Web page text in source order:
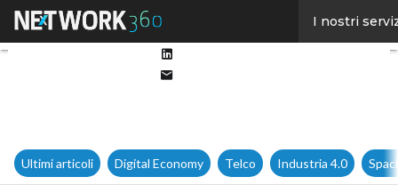
I nostri
Ultimi articoli Digital Economy Telco Industria 4.0